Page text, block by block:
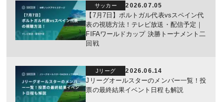
サッカー 2026.07.05
【7月7日】ポルトガル代表vsスペイン代
表の視聴方法！テレビ放送・配信予定｜
FIFAワールドカップ 決勝トーナメント二
回戦
Jリーグ 2026.06.14
Jリーグオールスターのメンバー一覧！投
票の最終結果イベント日程も解説